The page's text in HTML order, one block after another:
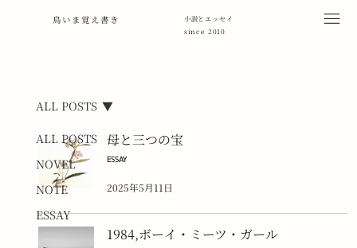
鳥いま覚え書き
小説とエッセイ
since 2010
ALL POSTS
NOVEL
NOTE
ESSAY
ALL POSTS
母と三つの宝
ESSAY
2025年5月11日
1984,ボーイ・ミーツ・ガール